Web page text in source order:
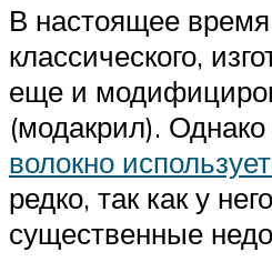
В настоящее
классического,
еще и
(модакрил). Однако
волокно
редко, так как у
существенные